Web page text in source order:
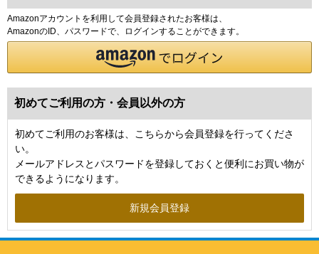
Amazonアカウントを利用して会員登録されたお客様は、
AmazonのID、パスワードで、ログインすることができます。
初めてご利用の方・会員以外の方
初めてご利用のお客様は、こちらから会員登録を行ってくださ
い。
メールアドレスとパスワードを登録しておくと便利にお買い物が
できるようになります。